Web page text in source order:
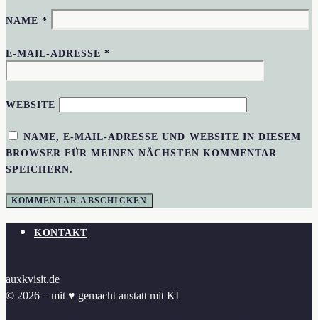
NAME*
E-MAIL-ADRESSE*
WEBSITE
NAME, E-MAIL-ADRESSE UND WEBSITE IN DIESEM
BROWSER FÜR MEINEN NÄCHSTEN KOMMENTAR
SPEICHERN.
KONTAKT
auxkvisit.de
© 2026 – mit ♥︎ gemacht anstatt mit KI